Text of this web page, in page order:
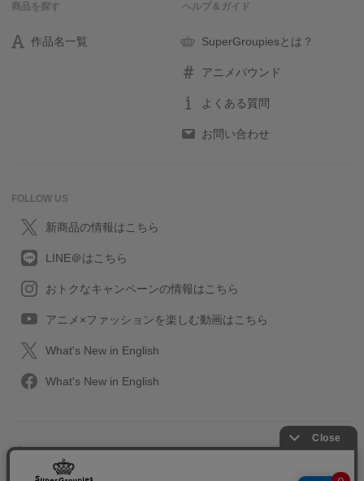
商品を探す
作品名一覧
ヘルプ＆ガイド
SuperGroupiesとは？
アニメバウンド
よくある質問
お問い合わせ
FOLLOW US
新商品の情報はこちら
LINE＠はこちら
おトクなキャンペーンの情報はこちら
アニメ×ファッションを楽しむ動画はこちら
What's New in English
What's New in English
プライバシーポリシー